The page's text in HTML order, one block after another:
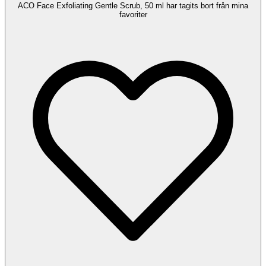
ACO Face Exfoliating Gentle Scrub, 50 ml har tagits bort från mina
favoriter